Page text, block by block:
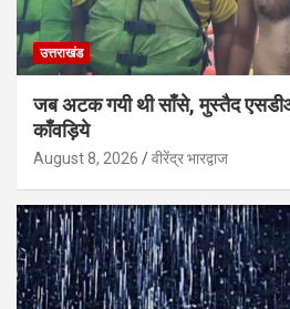
उत्तराखंड
जब अटक गयी थी साँसे, मुस्तैद
काँवड़िये
August 8, 2026 वीरेंद्र भारद्वाज